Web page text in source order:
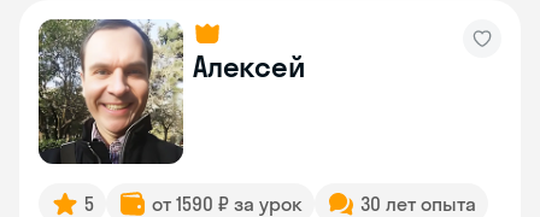
Алексей
5 от 1590 ₽ за урок 30 лет опыта